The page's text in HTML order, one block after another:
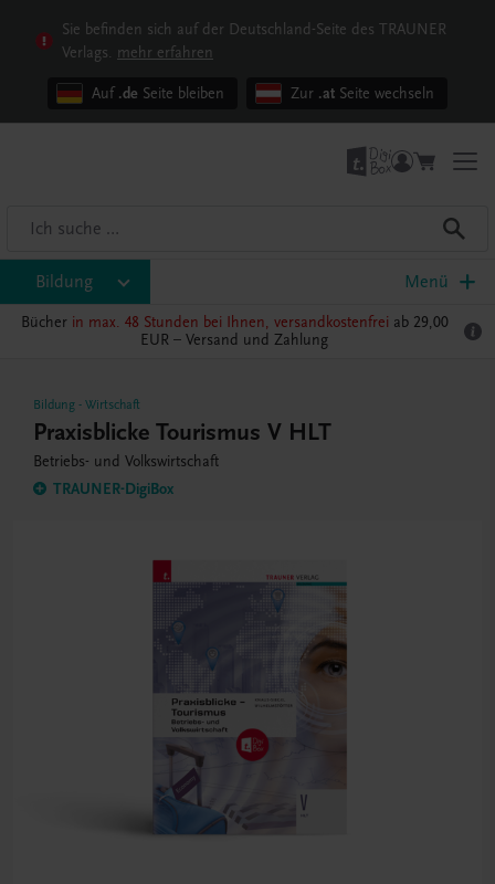
Sie befinden sich auf der Deutschland-Seite des TRAUNER
Verlags. mehr erfahren
Auf .de Seite bleiben Zur .at Seite wechseln
Bildung Menü
Bücher in max. 48 Stunden bei Ihnen, versandkostenfrei ab 29,00
EUR – Versand und Zahlung
Bildung - Wirtschaft
Praxisblicke Tourismus V HLT
Betriebs- und Volkswirtschaft
TRAUNER-DigiBox